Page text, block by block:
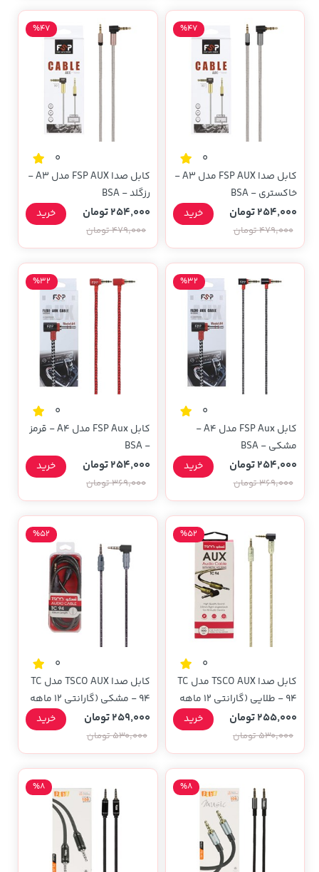
0
کابل صدا FSP AUX مدل A3 -
خاکستری - BSA
%47
254,000 تومان
479,000 تومان
خرید
0
کابل صدا FSP AUX مدل A3 -
رزگلد - BSA
%47
254,000 تومان
479,000 تومان
خرید
0
کابل FSP Aux مدل A4 -
مشکی - BSA
%32
254,000 تومان
369,000 تومان
خرید
0
کابل FSP Aux مدل A4 - قرمز
- BSA
%32
254,000 تومان
369,000 تومان
خرید
0
کابل صدا TSCO AUX مدل TC
94 - طلایی (گارانتی 12 ماهه
TSCO)
%52
255,000 تومان
530,000 تومان
خرید
0
کابل صدا TSCO AUX مدل TC
94 - مشکی (گارانتی 12 ماهه
TSCO)
%52
259,000 تومان
530,000 تومان
خرید
%8
%8